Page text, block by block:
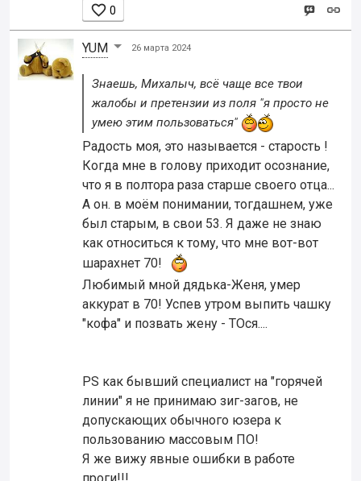
 0
YUM 26 марта 2024
Знаешь, Михалыч, всё чаще все твои
жалобы и претензии из поля "я просто не
умею этим пользоваться"
Радость моя, это называется - старость !
Когда мне в голову приходит осознание,
что я в полтора раза старше своего отца...
А он. в моём понимании, тогдашнем, уже
был старым, в свои 53. Я даже не знаю
как относиться к тому, что мне вот-вот
шарахнет 70!
Любимый мной дядька-Женя, умер
аккурат в 70! Успев утром выпить чашку
"кофа" и позвать жену - ТОся....
PS как бывший специалист на "горячей
линии" я не принимаю зиг-загов, не
допускающих обычного юзера к
пользованию массовым ПО!
Я же вижу явные ошибки в работе